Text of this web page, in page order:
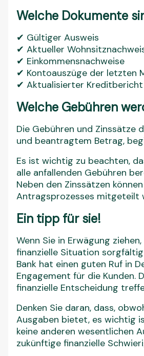
Welche Dokumente
✔ Gültiger Ausweis
✔ Aktueller
✔ Einkommensnachweise
✔ Kontoauszüge der letzten
✔ Aktualisierter
Welche Gebühren
Die Gebühren und Zinssätze
und beantragtem Betrag,
Es ist wichtig zu beachten,
alle anfallenden Gebühren
Neben den Zinssätzen
Antragsprozesses mitgeteilt
Ein tipp für sie!
Wenn Sie in Erwägung
finanzielle Situation
Bank hat einen guten Ruf in
Engagement für die Kunden.
finanzielle Entscheidung
Denken Sie daran, dass,
Ausgaben bietet, es wichtig
keine anderen wesentlichen
zukünftige finanzielle